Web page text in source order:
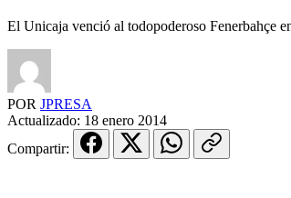
El Unicaja venció al todopoderoso Fenerbahçe
POR JPRESA
Actualizado: 18 enero 2014
Compartir: